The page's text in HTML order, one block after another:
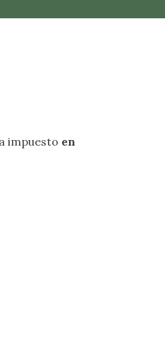
impuesto en